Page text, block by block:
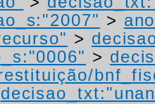
>
>
>